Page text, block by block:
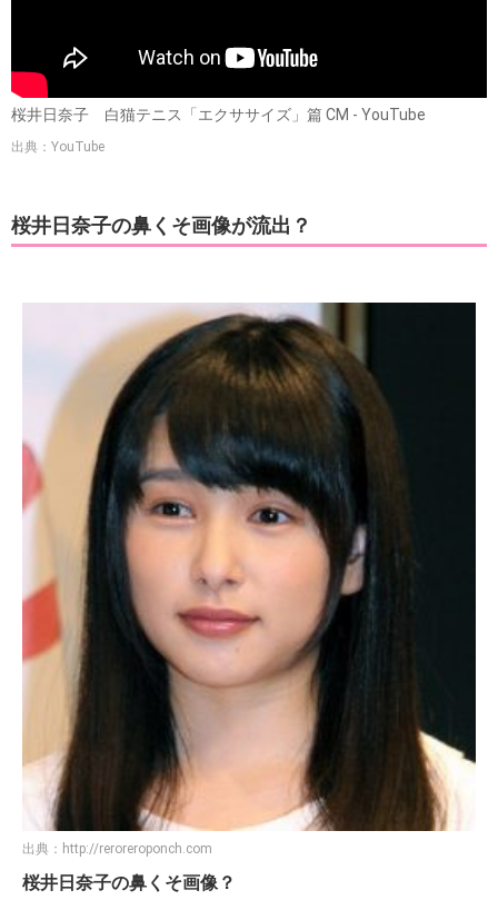
桜井日奈子 白猫テニス「エクササイズ」篇 CM - YouTube
出典：YouTube
桜井日奈子の鼻くそ画像が流出？
出典： http://reroreroponch.com
桜井日奈子の鼻くそ画像？